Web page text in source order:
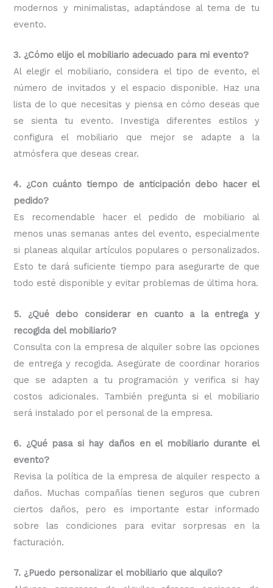
modernos y minimalistas, adaptándose al tema de tu
evento.
3. ¿Cómo elijo el mobiliario adecuado para mi evento?
Al elegir el mobiliario, considera el tipo de evento, el
número de invitados y el espacio disponible. Haz una
lista de lo que necesitas y piensa en cómo deseas que
se sienta tu evento. Investiga diferentes estilos y
configura el mobiliario que mejor se adapte a la
atmósfera que deseas crear.
4. ¿Con cuánto tiempo de anticipación debo hacer el
pedido?
Es recomendable hacer el pedido de mobiliario al
menos unas semanas antes del evento, especialmente
si planeas alquilar artículos populares o personalizados.
Esto te dará suficiente tiempo para asegurarte de que
todo esté disponible y evitar problemas de última hora.
5. ¿Qué debo considerar en cuanto a la entrega y
recogida del mobiliario?
Consulta con la empresa de alquiler sobre las opciones
de entrega y recogida. Asegúrate de coordinar horarios
que se adapten a tu programación y verifica si hay
costos adicionales. También pregunta si el mobiliario
será instalado por el personal de la empresa.
6. ¿Qué pasa si hay daños en el mobiliario durante el
evento?
Revisa la política de la empresa de alquiler respecto a
daños. Muchas compañías tienen seguros que cubren
ciertos daños, pero es importante estar informado
sobre las condiciones para evitar sorpresas en la
facturación.
7. ¿Puedo personalizar el mobiliario que alquilo?